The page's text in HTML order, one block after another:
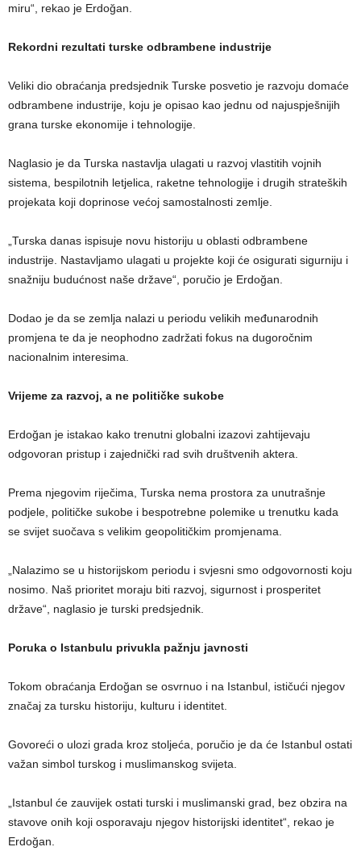
miru“, rekao je Erdoğan.
Rekordni rezultati turske odbrambene industrije
Veliki dio obraćanja predsjednik Turske posvetio je razvoju domaće
odbrambene industrije, koju je opisao kao jednu od najuspješnijih
grana turske ekonomije i tehnologije.
Naglasio je da Turska nastavlja ulagati u razvoj vlastitih vojnih
sistema, bespilotnih letjelica, raketne tehnologije i drugih strateških
projekata koji doprinose većoj samostalnosti zemlje.
„Turska danas ispisuje novu historiju u oblasti odbrambene
industrije. Nastavljamo ulagati u projekte koji će osigurati sigurniju i
snažniju budućnost naše države“, poručio je Erdoğan.
Dodao je da se zemlja nalazi u periodu velikih međunarodnih
promjena te da je neophodno zadržati fokus na dugoročnim
nacionalnim interesima.
Vrijeme za razvoj, a ne političke sukobe
Erdoğan je istakao kako trenutni globalni izazovi zahtijevaju
odgovoran pristup i zajednički rad svih društvenih aktera.
Prema njegovim riječima, Turska nema prostora za unutrašnje
podjele, političke sukobe i bespotrebne polemike u trenutku kada
se svijet suočava s velikim geopolitičkim promjenama.
„Nalazimo se u historijskom periodu i svjesni smo odgovornosti koju
nosimo. Naš prioritet moraju biti razvoj, sigurnost i prosperitet
države“, naglasio je turski predsjednik.
Poruka o Istanbulu privukla pažnju javnosti
Tokom obraćanja Erdoğan se osvrnuo i na Istanbul, ističući njegov
značaj za tursku historiju, kulturu i identitet.
Govoreći o ulozi grada kroz stoljeća, poručio je da će Istanbul ostati
važan simbol turskog i muslimanskog svijeta.
„Istanbul će zauvijek ostati turski i muslimanski grad, bez obzira na
stavove onih koji osporavaju njegov historijski identitet“, rekao je
Erdoğan.